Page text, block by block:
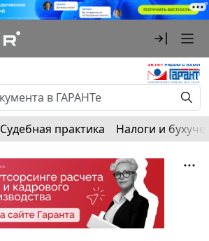
Судебная практика Налоги и